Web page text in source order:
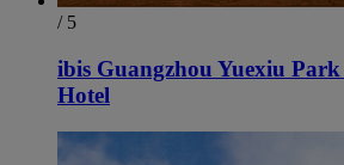
/ 5
ibis Guangzhou Yuexiu
Hotel